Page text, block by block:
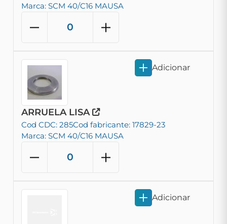
Marca: SCM 40/C16 MAUSA
ARRUELA LISA
Cod CDC: 285Cod fabricante: 17829-23
Marca: SCM 40/C16 MAUSA
Adicionar
Adicionar